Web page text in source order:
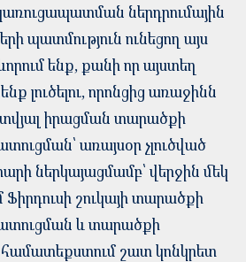
ներդրումային
պատմություն ունեցող այս
ենք, քանի որ այստեղ
լուծելու, որոնցից առաջինն
իրացման տարածքի
առայսօր չլուծված
ներկայացմամբ՝ վերջին մեկ
շուկայի տարածքի
և տարածքի
շատ կոնկրետ